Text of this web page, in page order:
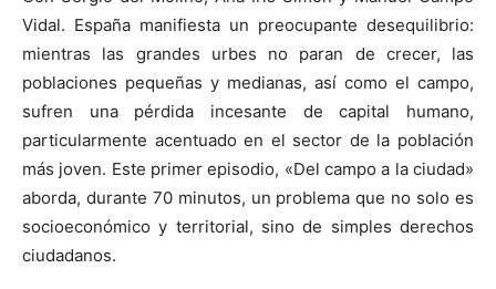
Vidal. España manifiesta un preocupante desequilibrio:
mientras las grandes urbes no paran de crecer, las
poblaciones pequeñas y medianas, así como el campo,
sufren una pérdida incesante de capital humano,
particularmente acentuado en el sector de la población
más joven. Este primer episodio, «Del campo a la ciudad»
aborda, durante 70 minutos, un problema que no solo es
socioeconómico y territorial, sino de simples derechos
ciudadanos.